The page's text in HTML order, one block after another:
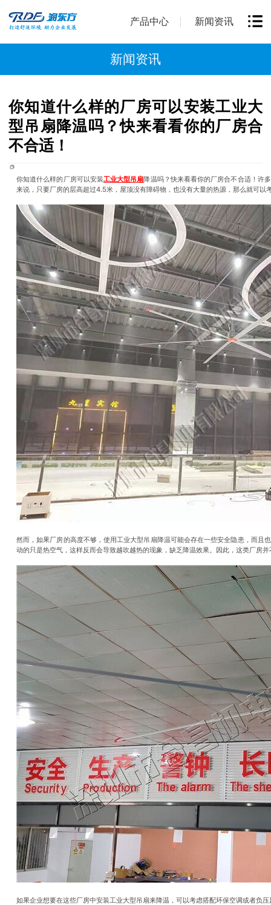
产品中心 新闻资讯
新闻资讯
你知道什么样的厂房可以安装工业大
型吊扇降温吗？快来看看你的厂房合
不合适！
你知道什么样的厂房可以安装工业大型吊扇降温吗？快来看看你的厂房合不合适！许
来说，只要厂房的层高超过4.5米，屋顶没有障碍物，也没有大量的热源，那么就可
然而，如果厂房的高度不够，使用工业大型吊扇降温可能会存在一些安全隐患，而
动的只是热空气，这样反而会导致越吹越热的现象，缺乏降温效果。因此，这类厂房
如果企业想要在这些厂房中安装工业大型吊扇来降温，可以考虑搭配环保空调或者负